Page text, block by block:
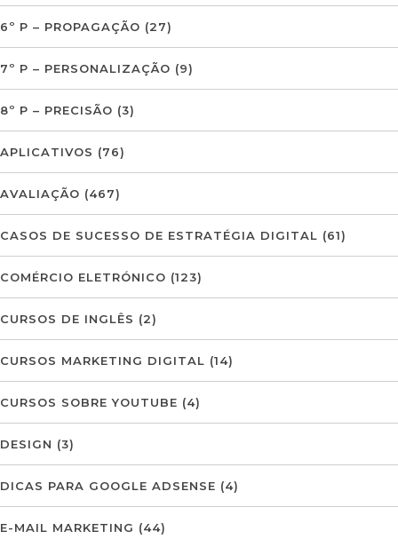
6º P – PROPAGAÇÃO (27)
7º P – PERSONALIZAÇÃO (9)
8º P – PRECISÃO (3)
APLICATIVOS (76)
AVALIAÇÃO (467)
CASOS DE SUCESSO DE ESTRATÉGIA DIGITAL (61)
COMÉRCIO ELETRÓNICO (123)
CURSOS DE INGLÊS (2)
CURSOS MARKETING DIGITAL (14)
CURSOS SOBRE YOUTUBE (4)
DESIGN (3)
DICAS PARA GOOGLE ADSENSE (4)
E-MAIL MARKETING (44)